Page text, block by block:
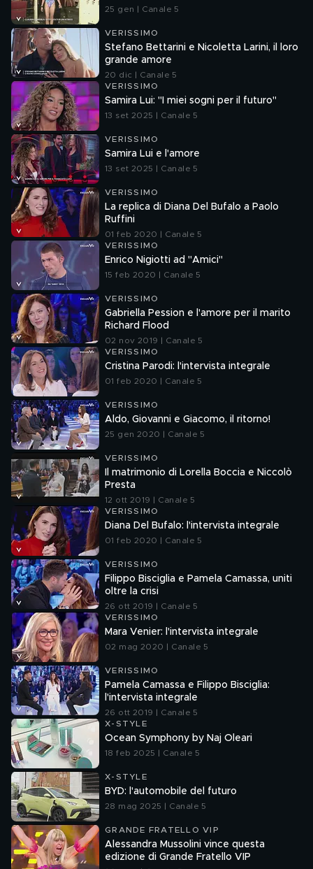
25 gen | Canale 5
VERISSIMO
Stefano Bettarini e Nicoletta Larini, il loro
grande amore
20 dic | Canale 5
VERISSIMO
Samira Lui: "I miei sogni per il futuro"
13 set 2025 | Canale 5
VERISSIMO
Samira Lui e l'amore
13 set 2025 | Canale 5
VERISSIMO
La replica di Diana Del Bufalo a Paolo
Ruffini
01 feb 2020 | Canale 5
VERISSIMO
Enrico Nigiotti ad "Amici"
15 feb 2020 | Canale 5
VERISSIMO
Gabriella Pession e l'amore per il marito
Richard Flood
02 nov 2019 | Canale 5
VERISSIMO
Cristina Parodi: l'intervista integrale
01 feb 2020 | Canale 5
VERISSIMO
Aldo, Giovanni e Giacomo, il ritorno!
25 gen 2020 | Canale 5
VERISSIMO
Il matrimonio di Lorella Boccia e Niccolò
Presta
12 ott 2019 | Canale 5
VERISSIMO
Diana Del Bufalo: l'intervista integrale
01 feb 2020 | Canale 5
VERISSIMO
Filippo Bisciglia e Pamela Camassa, uniti
oltre la crisi
26 ott 2019 | Canale 5
VERISSIMO
Mara Venier: l'intervista integrale
02 mag 2020 | Canale 5
VERISSIMO
Pamela Camassa e Filippo Bisciglia:
l'intervista integrale
26 ott 2019 | Canale 5
X-STYLE
Ocean Symphony by Naj Oleari
18 feb 2025 | Canale 5
X-STYLE
BYD: l'automobile del futuro
28 mag 2025 | Canale 5
GRANDE FRATELLO VIP
Alessandra Mussolini vince questa
edizione di Grande Fratello VIP